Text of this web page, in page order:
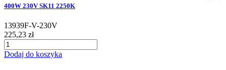
400W 230V SK11 2250K
13939F-V-230V
225,23 zł
Dodaj do koszyka